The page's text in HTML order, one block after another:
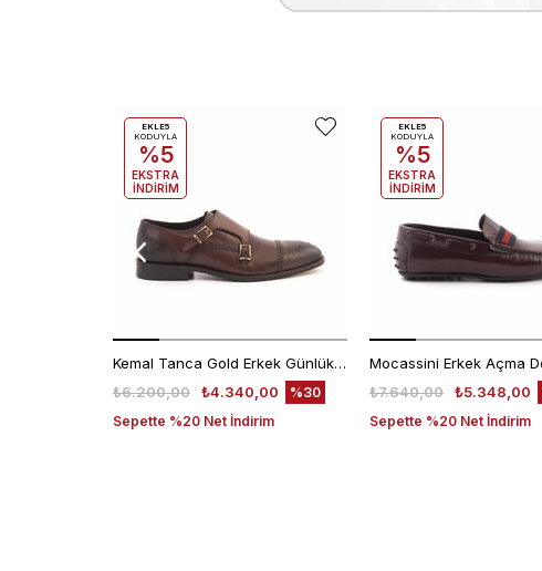
Kemal Tanca Gold Erkek Günlük Ayakkabı 6612-152
₺4.340,00
₺6.200,00
Sepette %20 Net İndirim
%30
EKLE5
KODUYLA
%5
EKSTRA
İNDİRİM
₺5.348,00
₺7.640,00
Sepette %20 Net İndirim
EKLE5
KODUYLA
%5
EKSTRA
İNDİRİM